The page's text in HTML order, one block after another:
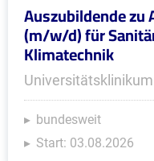
Auszubildende zu
(m/w/d) für
Klimatechnik
bundesweit
Start: 03.08.2026